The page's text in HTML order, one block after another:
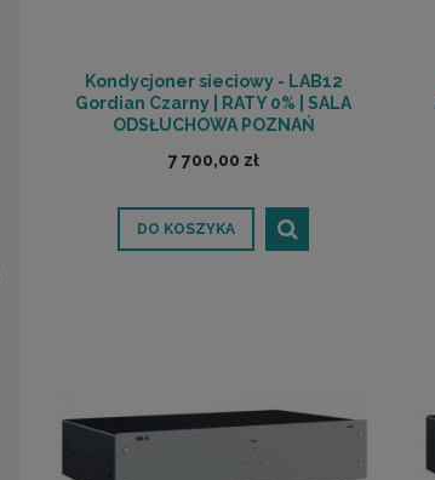
Kondycjoner sieciowy - LAB12
Gordian Czarny | RATY 0% | SALA
ODSŁUCHOWA POZNAŃ
7 700,00 zł
DO KOSZYKA